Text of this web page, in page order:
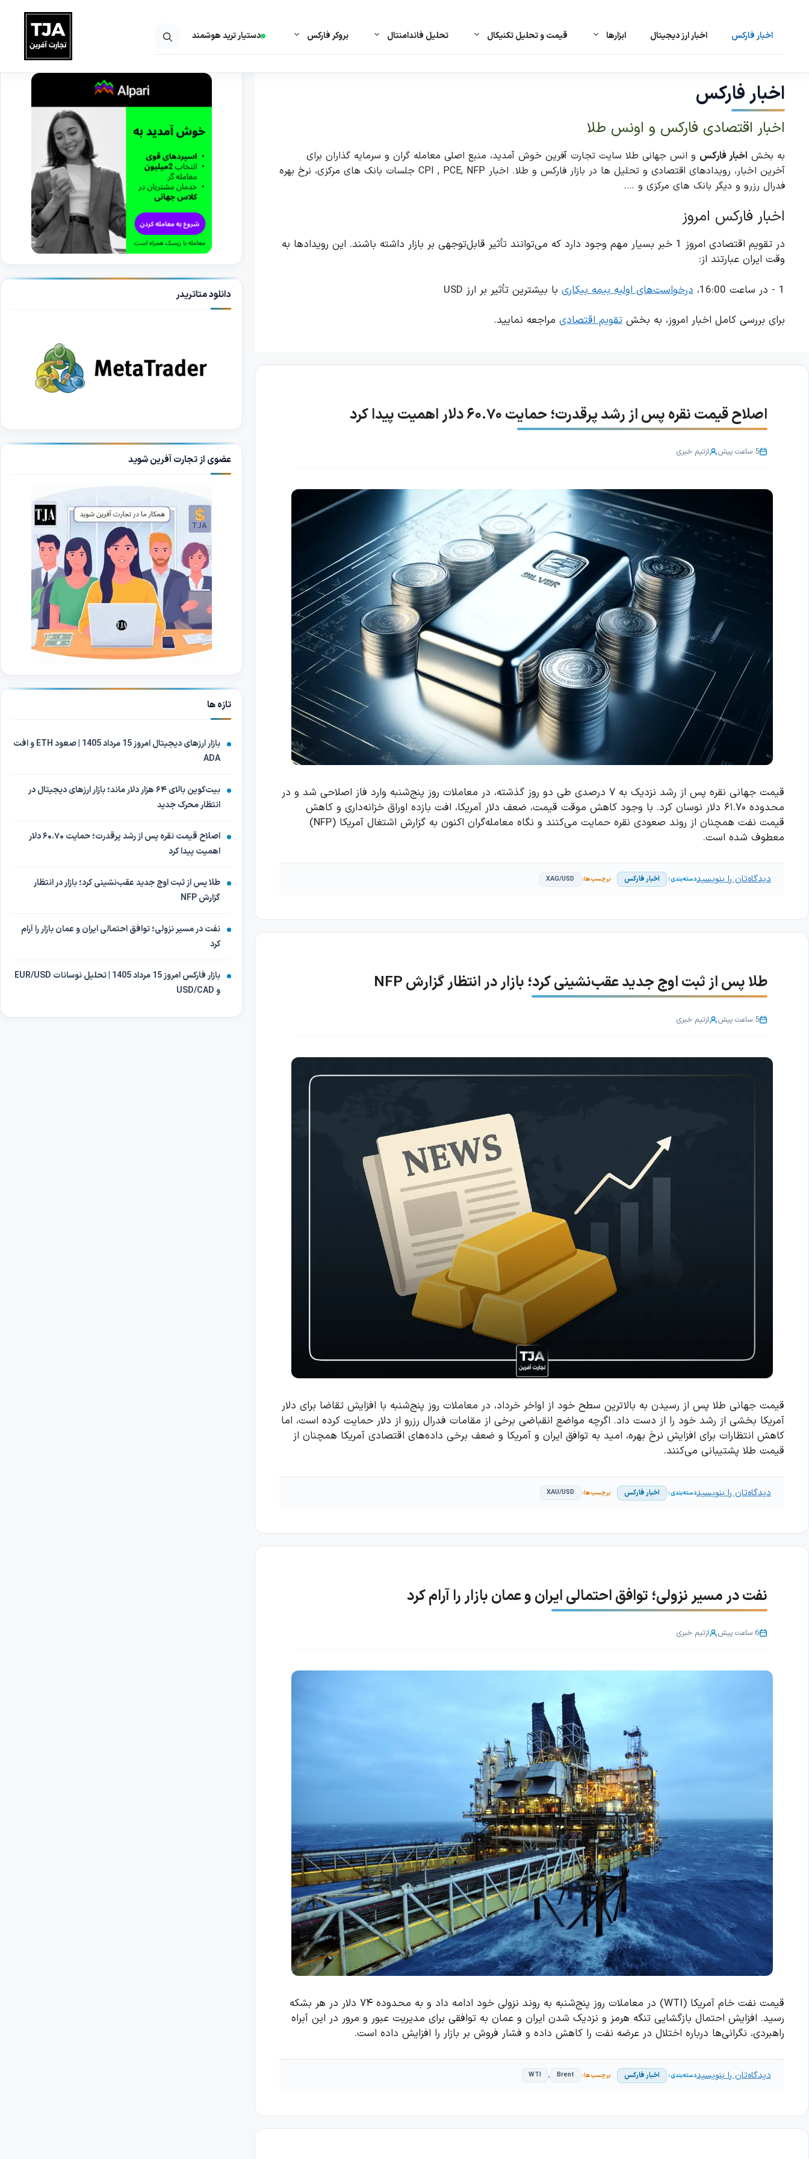
اخبار فارکس اخبار ارز دیجیتال ابزارها قیمت و تحلیل تکنیکال تحلیل فاندامنتال بروکر فارکس دستیار ترید هوشمند
اخبار فارکس
اخبار اقتصادی فارکس و اونس طلا
به بخش اخبار فارکس و انس جهانی طلا سایت تجارت آفرین خوش آمدید، منبع اصلی معامله گران و سرمایه گذاران برای
آخرین اخبار، رویدادهای اقتصادی و تحلیل ها در بازار فارکس و طلا. اخبار CPI , PCE, NFP جلسات بانک های مرکزی، نرخ بهره
فدرال رزرو و دیگر بانک های مرکزی و ….
اخبار فارکس امروز
در تقویم اقتصادی امروز 1 خبر بسیار مهم وجود دارد که می‌توانند تأثیر قابل‌توجهی بر بازار داشته باشند. این رویدادها به
وقت ایران عبارتند از:
1 - در ساعت 16:00،
درخواست‌های اولیه بیمه بیکاری با بیشترین تأثیر بر ارز USD
برای بررسی کامل اخبار امروز، به بخش تقویم اقتصادی مراجعه نمایید.
اصلاح قیمت نقره پس از رشد پرقدرت؛ حمایت ۶۰.۷۰ دلار اهمیت پیدا کرد
5 ساعت پیش ازتیم خبری
قیمت جهانی نقره پس از رشد نزدیک به ۷ درصدی طی دو روز گذشته، در معاملات روز پنج‌شنبه وارد فاز اصلاحی شد و در
محدوده ۶۱.۷۰ دلار نوسان کرد. با وجود کاهش موقت قیمت، ضعف دلار آمریکا، افت بازده اوراق خزانه‌داری و کاهش
قیمت نفت همچنان از روند صعودی نقره حمایت می‌کنند و نگاه معامله‌گران اکنون به گزارش اشتغال آمریکا (NFP)
معطوف شده است.
اخبار فارکس XAG/USD دیدگاه‌تان را بنویسید
طلا پس از ثبت اوج جدید عقب‌نشینی کرد؛ بازار در انتظار گزارش NFP
5 ساعت پیش ازتیم خبری
قیمت جهانی طلا پس از رسیدن به بالاترین سطح خود از اواخر خرداد، در معاملات روز پنج‌شنبه با افزایش تقاضا برای دلار
آمریکا بخشی از رشد خود را از دست داد. اگرچه مواضع انقباضی برخی از مقامات فدرال رزرو از دلار حمایت کرده است، اما
کاهش انتظارات برای افزایش نرخ بهره، امید به توافق ایران و آمریکا و ضعف برخی داده‌های اقتصادی آمریکا همچنان از
قیمت طلا پشتیبانی می‌کنند.
اخبار فارکس XAU/USD دیدگاه‌تان را بنویسید
نفت در مسیر نزولی؛ توافق احتمالی ایران و عمان بازار را آرام کرد
6 ساعت پیش ازتیم خبری
قیمت نفت خام آمریکا (WTI) در معاملات روز پنج‌شنبه به روند نزولی خود ادامه داد و به محدوده ۷۴ دلار در هر بشکه
رسید. افزایش احتمال بازگشایی تنگه هرمز و نزدیک شدن ایران و عمان به توافقی برای مدیریت عبور و مرور در این آبراه
راهبردی، نگرانی‌ها درباره اختلال در عرضه نفت را کاهش داده و فشار فروش بر بازار را افزایش داده است.
اخبار فارکس Brent ، WTI دیدگاه‌تان را بنویسید
دانلود متاتریدر
عضوی از تجارت آفرین شوید
تازه ها
بازار ارزهای دیجیتال امروز 15 مرداد 1405 | صعود ETH و افت
ADA
بیت‌کوین بالای ۶۴ هزار دلار ماند؛ بازار ارزهای دیجیتال در
انتظار محرک جدید
اصلاح قیمت نقره پس از رشد پرقدرت؛ حمایت ۶۰.۷۰ دلار
اهمیت پیدا کرد
طلا پس از ثبت اوج جدید عقب‌نشینی کرد؛ بازار در انتظار
گزارش NFP
نفت در مسیر نزولی؛ توافق احتمالی ایران و عمان بازار را آرام
کرد
بازار فارکس امروز 15 مرداد 1405 | تحلیل نوسانات EUR/USD
و USD/CAD